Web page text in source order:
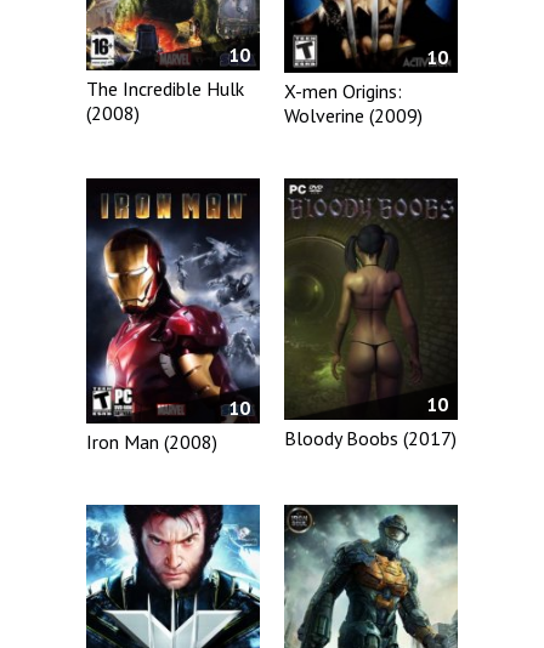
10
The Incredible Hulk
(2008)
10
X-men Origins:
Wolverine (2009)
10
Iron Man (2008)
10
Bloody Boobs (2017)